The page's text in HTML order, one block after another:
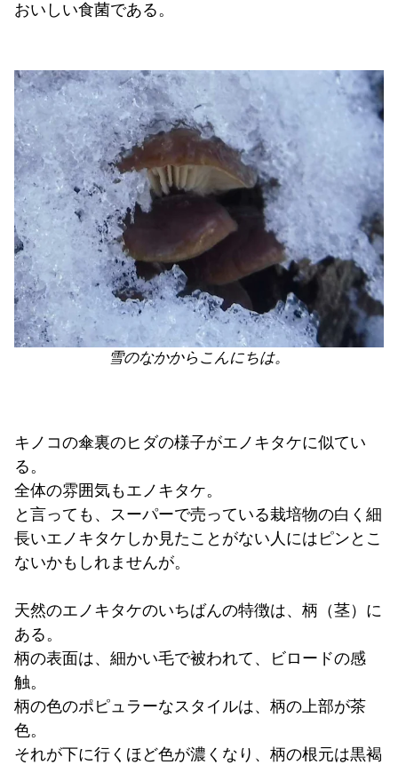
おいしい食菌である。
雪のなかからこんにちは。
キノコの傘裏のヒダの様子がエノキタケに似てい
る。
全体の雰囲気もエノキタケ。
と言っても、スーパーで売っている栽培物の白く細
長いエノキタケしか見たことがない人にはピンとこ
ないかもしれませんが。
天然のエノキタケのいちばんの特徴は、柄（茎）に
ある。
柄の表面は、細かい毛で被われて、ビロードの感
触。
柄の色のポピュラーなスタイルは、柄の上部が茶
色。
それが下に行くほど色が濃くなり、柄の根元は黒褐